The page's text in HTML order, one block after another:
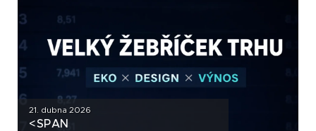
21. dubna 2026
<SPAN